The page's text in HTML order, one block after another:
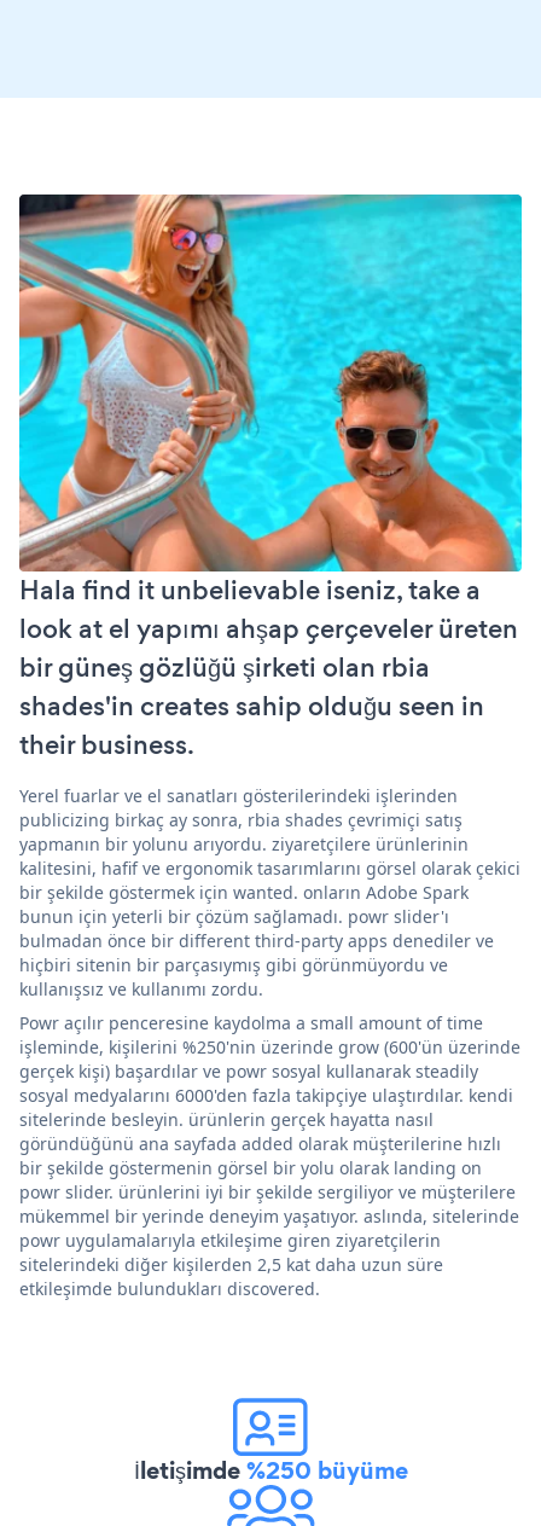
Hala find it unbelievable iseniz, take a
look at el yapımı ahşap çerçeveler üreten
bir güneş gözlüğü şirketi olan rbia
shades'in creates sahip olduğu seen in
their business.
Yerel fuarlar ve el sanatları gösterilerindeki işlerinden
publicizing birkaç ay sonra, rbia shades çevrimiçi satış
yapmanın bir yolunu arıyordu. ziyaretçilere ürünlerinin
kalitesini, hafif ve ergonomik tasarımlarını görsel olarak çekici
bir şekilde göstermek için wanted. onların Adobe Spark
bunun için yeterli bir çözüm sağlamadı. powr slider'ı
bulmadan önce bir different third-party apps denediler ve
hiçbiri sitenin bir parçasıymış gibi görünmüyordu ve
kullanışsız ve kullanımı zordu.
Powr açılır penceresine kaydolma a small amount of time
işleminde, kişilerini %250'nin üzerinde grow (600'ün üzerinde
gerçek kişi) başardılar ve powr sosyal kullanarak steadily
sosyal medyalarını 6000'den fazla takipçiye ulaştırdılar. kendi
sitelerinde besleyin. ürünlerin gerçek hayatta nasıl
göründüğünü ana sayfada added olarak müşterilerine hızlı
bir şekilde göstermenin görsel bir yolu olarak landing on
powr slider. ürünlerini iyi bir şekilde sergiliyor ve müşterilere
mükemmel bir yerinde deneyim yaşatıyor. aslında, sitelerinde
powr uygulamalarıyla etkileşime giren ziyaretçilerin
sitelerindeki diğer kişilerden 2,5 kat daha uzun süre
etkileşimde bulundukları discovered.
İletişimde%250 büyüme